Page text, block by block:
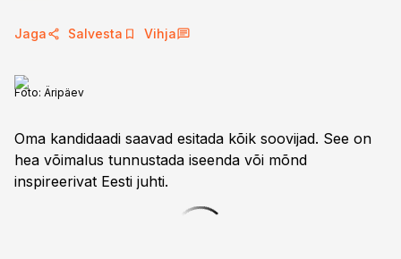
Jaga Salvesta Vihja
Foto: Äripäev
Oma kandidaadi saavad esitada kõik soovijad. See on
hea võimalus tunnustada iseenda või mõnd
inspireerivat Eesti juhti.